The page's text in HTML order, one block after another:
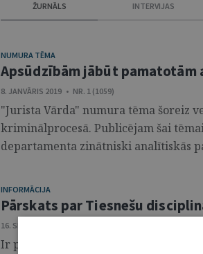
ŽURNĀLS INTERVIJAS
NUMURA TĒMA
Apsūdzībām jābūt pamatotām
8. JANVĀRIS 2019 • NR. 1 (1059)
"Jurista Vārda" numura tēma šoreiz
kriminālprocesā. Publicējam šai
departamenta zinātniski analītiskās
INFORMĀCIJA
Pārskats par Tiesnešu
16. SEPTEMBRIS 2014 • NR. 36 (838)
Ir pagājuši četri gadi, kopš Tiesnešu